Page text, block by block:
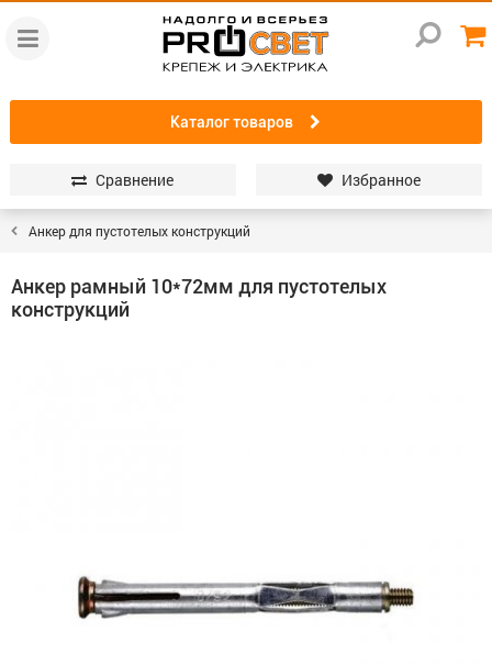
Каталог товаров
Сравнение Избранное
Анкер для пустотелых конструкций
Анкер рамный 10*72мм для пустотелых
конструкций